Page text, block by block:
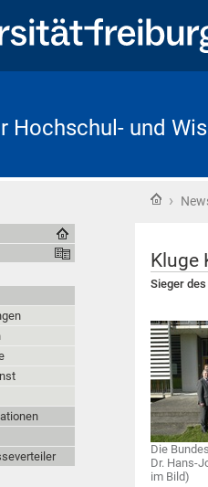
Hochschul- und
›
Kluge
Sieger
Die
Dr. Hans-
im Bild)